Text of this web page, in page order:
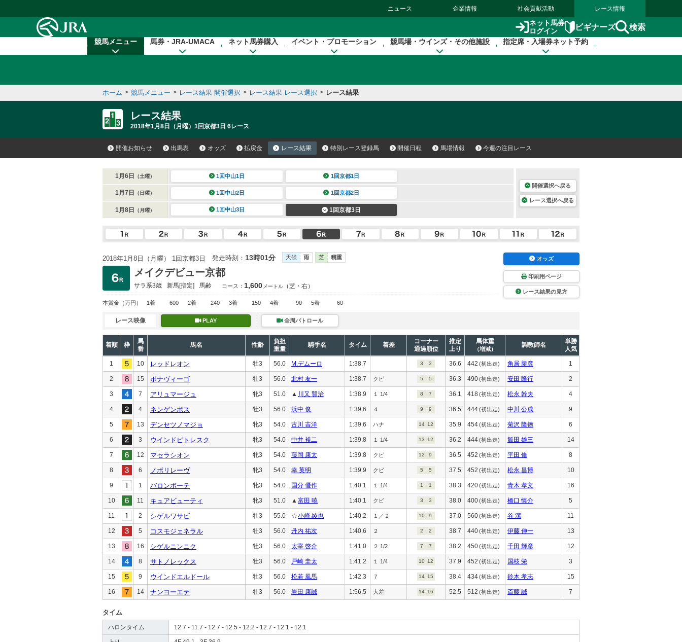
ニュース 企業情報 社会貢献活動 レース情報
ネット馬券
ログイン
ビギナーズ 検索
競馬メニュー 馬券・JRA-UMACA ネット馬券購入 イベント・プロモーション 競馬場・ウインズ・その他施設 指定席・入場券ネット予約
ホーム > 競馬メニュー > レース結果 開催選択 > レース結果 レース選択 > レース結果
レース結果
2018年1月8日（月曜）1回京都3日 6レース
開催お知らせ 出馬表 オッズ 払戻金 レース結果 特別レース登録馬 開催日程 馬場情報 今週の注目レース
1月6日 （土曜） 1回中山1日 1回京都1日
1月7日 （日曜） 1回中山2日 1回京都2日
1月8日 （月曜） 1回中山3日 1回京都3日
開催選択へ戻る
レース選択へ戻る
2018年1月8日（月曜） 1回京都3日 発走時刻： 13時01分 天候 雨 芝 稍重
メイクデビュー京都
サラ系3歳 新馬[指定] 馬齢 コース： 1,600 メートル （芝・右）
本賞金 （万円） 1着 600 2着 240 3着 150 4着 90 5着 60
オッズ
印刷用ページ
レース結果の見方
レース映像 PLAY 全周パトロール
着順 枠
馬
番
馬名 性齢
負担
重量
騎手名 タイム 着差
コーナー
通過順位
推定
上り
馬体重
（増減）
調教師名
単勝
人気
1 10 レッドレオン 牡3 56.0 M.デムーロ 1:38.7 3 3 36.6 442 (初出走) 角居 勝彦 1
2 15 ボナヴィーゴ 牡3 56.0 北村 友一 1:38.7 クビ 5 5 36.3 490(初出走) 安田 隆行 2
3 7 アリュマージュ 牝3 51.0 ▲ 川又 賢治 1:38.9 １ 1/4 8 7 36.1 418(初出走) 松永 幹夫 4
4 4 ネンゲンボス 牡3 56.0 浜中 俊 1:39.6 ４ 9 9 36.5 444(初出走) 中川 公成 9
5 13 デンセツノマジョ 牝3 54.0 古川 吉洋 1:39.6 ハナ 14 12 35.9 454(初出走) 菊沢 隆徳 6
6 3 ウインドピトレスク 牝3 54.0 中井 裕二 1:39.8 １ 1/4 13 12 36.2 444(初出走) 飯田 雄三 14
7 12 マセラシオン 牝3 54.0 藤岡 康太 1:39.8 クビ 12 9 36.5 452 (初出走) 平田 修 8
8 6 ノボリレーヴ 牝3 54.0 幸 英明 1:39.9 クビ 5 5 37.5 452 (初出走) 松永 昌博 10
9 1 バロンボーテ 牝3 54.0 国分 優作 1:40.1 １ 1/4 1 1 38.3 420(初出走) 青木 孝文 16
10 11 キュアビューティ 牝3 51.0 ▲ 富田 暁 1:40.1 クビ 3 3 38.0 400(初出走) 橋口 慎介 5
11 2 シゲルワサビ 牡3 55.0 ☆小崎 綾也 1:40.2 １／２ 10 9 37.0 560(初出走) 谷 潔 11
12 5 コスモジェネラル 牡3 56.0 丹内 祐次 1:40.6 ２ 2 2 38.7 440(初出走) 伊藤 伸一 13
13 16 シゲルニンニク 牡3 56.0 太宰 啓介 1:41.0 ２ 1/2 7 7 38.2 450(初出走) 千田 輝彦 12
14 8 サトノレックス 牡3 56.0 戸崎 圭太 1:41.2 １ 1/4 10 12 37.9 452 (初出走) 国枝 栄 3
15 9 ウインドエルドール 牡3 56.0 松若 風馬 1:42.3 ７ 14 15 38.4 434(初出走) 鈴木 孝志 15
16 14 ナンヨーエテ 牡3 56.0 岩田 康誠 1:56.5 大差 14 16 52.5 512 (初出走) 斎藤 誠 7
タイム
ハロンタイム 12.7 - 11.7 - 12.7 - 12.5 - 12.2 - 12.7 - 12.1 - 12.1